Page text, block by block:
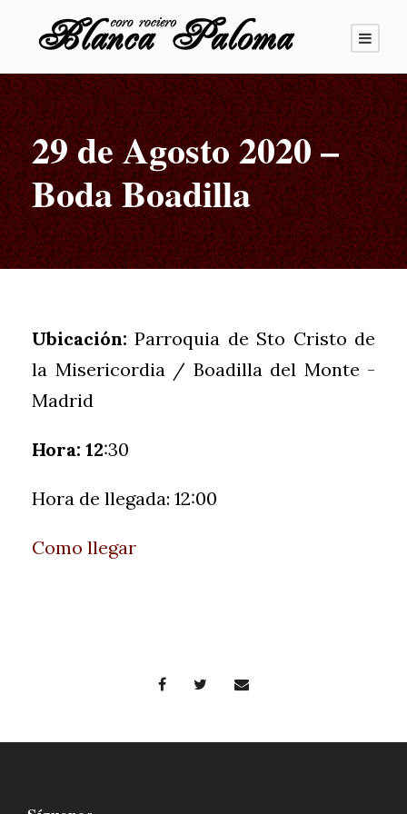
29 de Agosto 2020 –
Boda Boadilla
Ubicación: Parroquia de Sto Cristo de
la Misericordia / Boadilla del Monte -
Madrid
Hora: 12:30
Hora de llegada: 12:00
Como llegar